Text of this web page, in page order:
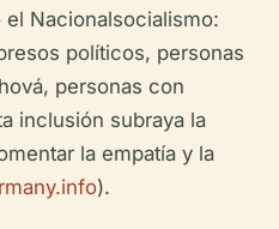
Nacionalsocialismo:
políticos, personas
personas con
inclusión subraya la
la empatía y la
).